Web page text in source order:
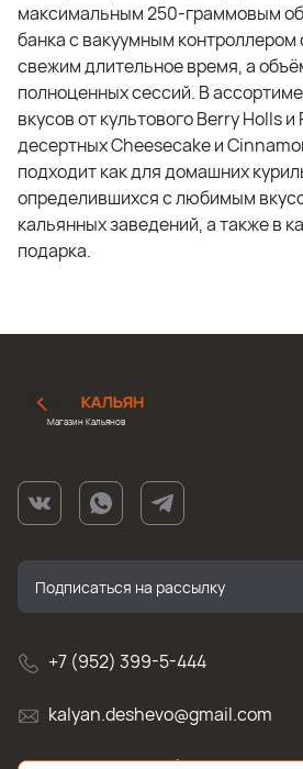
максимальным 250-граммовым
банка с вакуумным контроллером
свежим длительное время, а
полноценных сессий. В
вкусов от культового Berry Holls и
десертных Cheesecake и
подходит как для домашних
определившихся с любимым
кальянных заведений, а также в
подарка.
Магазин Кальянов
+7 (952) 399-5-444
kalyan.deshevo@gmail.com